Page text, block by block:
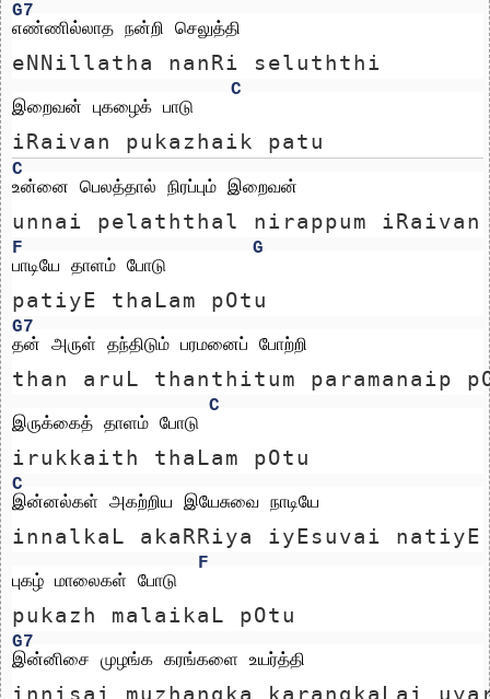
G7
எண்ணில்லாத நன்றி செலுத்தி
eNNillatha nanRi seluththi
C
இறைவன் புகழைக் பாடு
iRaivan pukazhaik patu
C
உன்னை பெலத்தால் நிரப்பும் இறைவன்
unnai pelaththal nirappum
F
G
பாடியே தாளம் போடு
patiyE thaLam pOtu
G7
தன் அருள் தந்திடும் பரமனைப் போற்றி
than aruL thanthitum paramanaip
C
இருக்கைத் தாளம் போடு
irukkaith thaLam pOtu
C
இன்னல்கள் அகற்றிய இயேசுவை நாடியே
innalkaL akaRRiya iyEsuvai
F
புகழ் மாலைகள் போடு
pukazh malaikaL pOtu
G7
இன்னிசை முழங்க கரங்களை உயர்த்தி
innisai muzhangka karangkaLai